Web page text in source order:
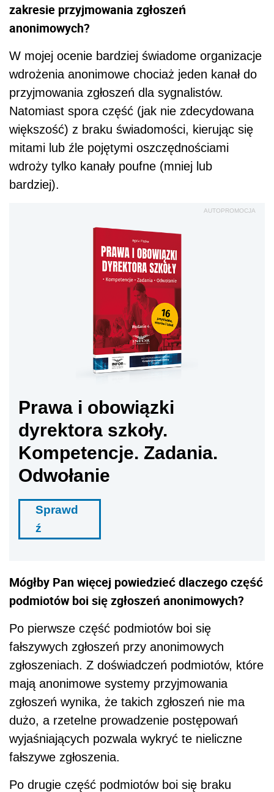
zakresie przyjmowania zgłoszeń
anonimowych?
W mojej ocenie bardziej świadome organizacje
wdrożenia anonimowe chociaż jeden kanał do
przyjmowania zgłoszeń dla sygnalistów.
Natomiast spora część (jak nie zdecydowana
większość) z braku świadomości, kierując się
mitami lub źle pojętymi oszczędnościami
wdroży tylko kanały poufne (mniej lub
bardziej).
AUTOPROMOCJA
Prawa i obowiązki
dyrektora szkoły.
Kompetencje. Zadania.
Odwołanie
Sprawd
ź
Mógłby Pan więcej powiedzieć dlaczego część
podmiotów boi się zgłoszeń anonimowych?
Po pierwsze część podmiotów boi się
fałszywych zgłoszeń przy anonimowych
zgłoszeniach. Z doświadczeń podmiotów, które
mają anonimowe systemy przyjmowania
zgłoszeń wynika, że takich zgłoszeń nie ma
dużo, a rzetelne prowadzenie postępowań
wyjaśniających pozwala wykryć te nieliczne
fałszywe zgłoszenia.
Po drugie część podmiotów boi się braku